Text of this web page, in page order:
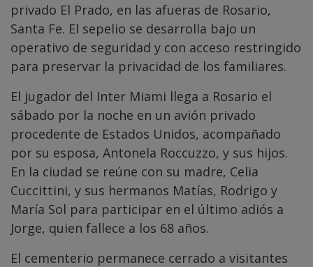
privado El Prado, en las afueras de Rosario,
Santa Fe. El sepelio se desarrolla bajo un
operativo de seguridad y con acceso restringido
para preservar la privacidad de los familiares.
El jugador del Inter Miami llega a Rosario el
sábado por la noche en un avión privado
procedente de Estados Unidos, acompañado
por su esposa, Antonela Roccuzzo, y sus hijos.
En la ciudad se reúne con su madre, Celia
Cuccittini, y sus hermanos Matías, Rodrigo y
María Sol para participar en el último adiós a
Jorge, quien fallece a los 68 años.
El cementerio permanece cerrado a visitantes